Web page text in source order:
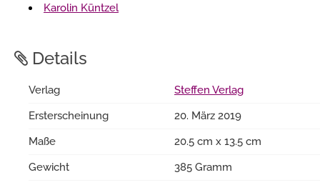
Karolin Küntzel
Details
Verlag
Steffen Verlag
Ersterscheinung
20. März 2019
Maße
20.5 cm x 13.5 cm
Gewicht
385 Gramm